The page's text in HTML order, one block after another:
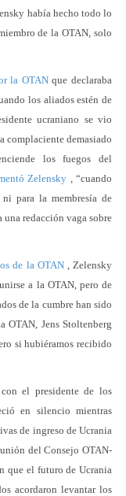
había hecho todo lo
de la OTAN, solo
la OTANque declaraba
los aliados estén de
ucraniano se vio
complaciente demasiado
los fuegos del
Zelensky , “cuando
para la membresía de
redacción vaga sobre
de la OTAN, Zelensky
a la OTAN, pero de
de la cumbre han sido
OTAN, Jens Stoltenberg
si hubiéramos recibido
el presidente de los
en silencio mientras
de ingreso de Ucrania
del Consejo OTAN-
que el futuro de Ucrania
acordaron levantar los